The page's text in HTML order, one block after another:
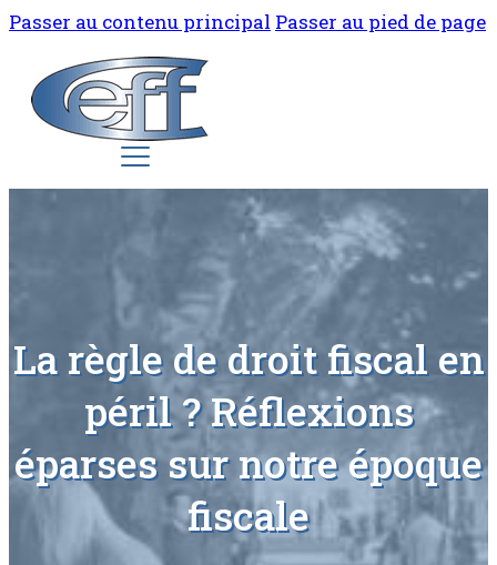
Passer au contenu principal Passer au pied de page
La règle de droit fiscal en
péril ? Réflexions
éparses sur notre époque
fiscale